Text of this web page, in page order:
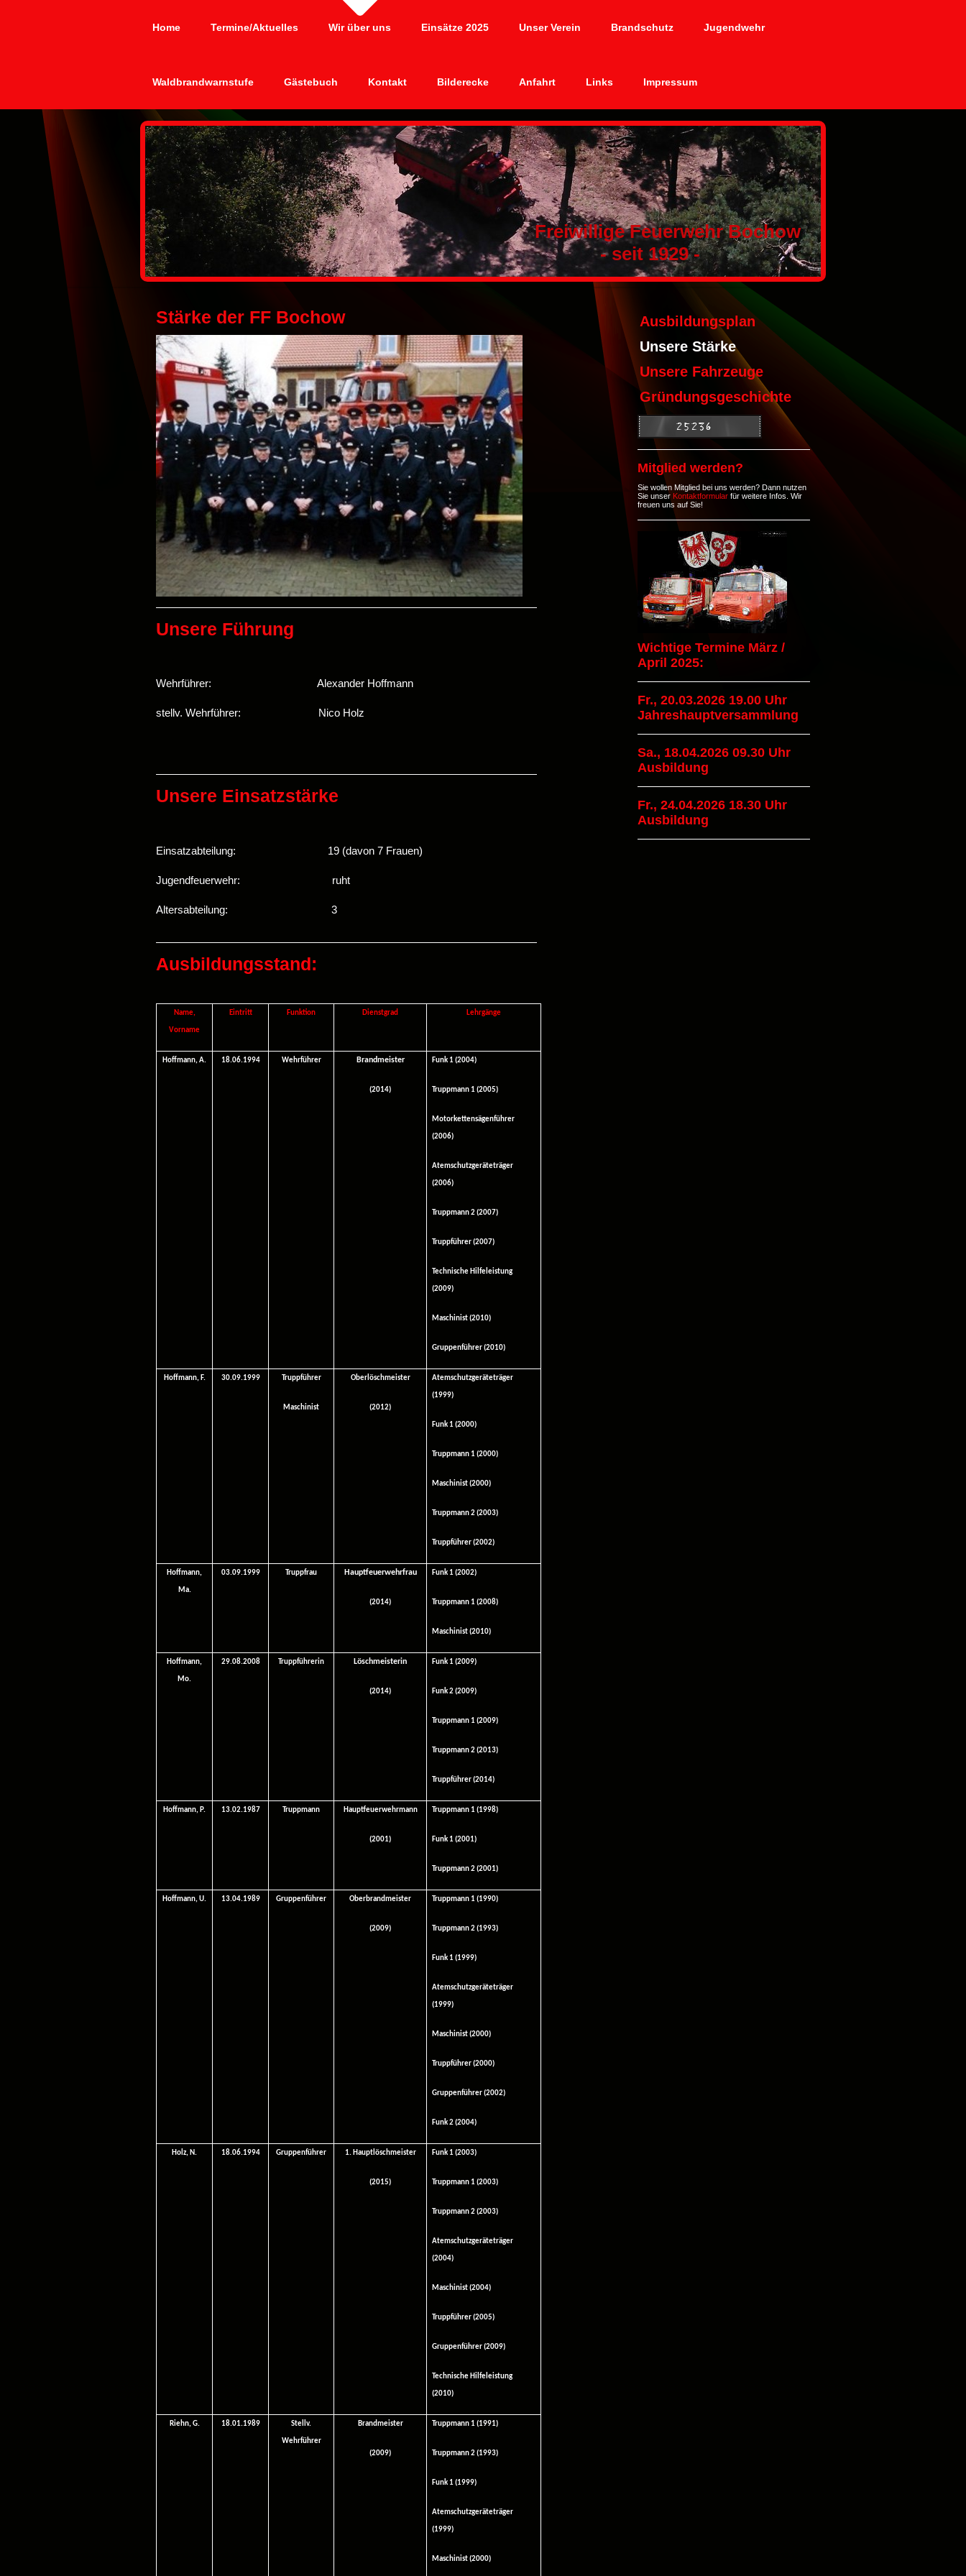
Home Termine/Aktuelles Wir über uns Einsätze 2025 Unser Verein Brandschutz Jugendwehr
Waldbrandwarnstufe Gästebuch Kontakt Bilderecke Anfahrt Links Impressum
Freiwillige Feuerwehr Bochow
- seit 1929 -
Ausbildungsplan
Unsere Stärke
Unsere Fahrzeuge
Gründungsgeschichte
Mitglied werden?
Sie wollen Mitglied bei uns werden? Dann nutzen
Sie unser Kontaktformular für weitere Infos. Wir
freuen uns auf Sie!
Wichtige Termine März /
April 2025:
Fr., 20.03.2026 19.00 Uhr
Jahreshauptversammlung
Sa., 18.04.2026 09.30 Uhr
Ausbildung
Fr., 24.04.2026 18.30 Uhr
Ausbildung
Stärke der FF Bochow
Unsere Führung
Wehrführer: Alexander Hoffmann
stellv. Wehrführer: Nico Holz
Unsere Einsatzstärke
Einsatzabteilung: 19 (davon 7 Frauen)
Jugendfeuerwehr: ruht
Altersabteilung: 3
Ausbildungsstand:
Name,
Vorname
Eintritt Funktion Dienstgrad Lehrgänge
Hoffmann, A. 18.06.1994 Wehrführer Brandmeister
(2014)
Funk 1 (2004)
Truppmann 1 (2005)
Motorkettensägenführer
(2006)
Atemschutzgeräteträger
(2006)
Truppmann 2 (2007)
Truppführer (2007)
Technische Hilfeleistung
(2009)
Maschinist (2010)
Gruppenführer (2010)
Hoffmann, F. 30.09.1999 Truppführer
Maschinist
Oberlöschmeister
(2012)
Atemschutzgeräteträger
(1999)
Funk 1 (2000)
Truppmann 1 (2000)
Maschinist (2000)
Truppmann 2 (2003)
Truppführer (2002)
Hoffmann,
Ma.
03.09.1999 Truppfrau Hauptfeuerwehrfrau
(2014)
Funk 1 (2002)
Truppmann 1 (2008)
Maschinist (2010)
Hoffmann,
Mo.
29.08.2008 Truppführerin Löschmeisterin
(2014)
Funk 1 (2009)
Funk 2 (2009)
Truppmann 1 (2009)
Truppmann 2 (2013)
Truppführer (2014)
Hoffmann, P. 13.02.1987 Truppmann Hauptfeuerwehrmann
(2001)
Truppmann 1 (1998)
Funk 1 (2001)
Truppmann 2 (2001)
Hoffmann, U. 13.04.1989 Gruppenführer Oberbrandmeister
(2009)
Truppmann 1 (1990)
Truppmann 2 (1993)
Funk 1 (1999)
Atemschutzgeräteträger
(1999)
Maschinist (2000)
Truppführer (2000)
Gruppenführer (2002)
Funk 2 (2004)
Holz, N. 18.06.1994 Gruppenführer 1. Hauptlöschmeister
(2015)
Funk 1 (2003)
Truppmann 1 (2003)
Truppmann 2 (2003)
Atemschutzgeräteträger
(2004)
Maschinist (2004)
Truppführer (2005)
Gruppenführer (2009)
Technische Hilfeleistung
(2010)
Riehn, G. 18.01.1989 Stellv.
Wehrführer
Brandmeister
(2009)
Truppmann 1 (1991)
Truppmann 2 (1993)
Funk 1 (1999)
Atemschutzgeräteträger
(1999)
Maschinist (2000)